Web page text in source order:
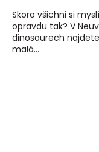
Skoro všichni si
opravdu tak? V
dinosaurech
malá...